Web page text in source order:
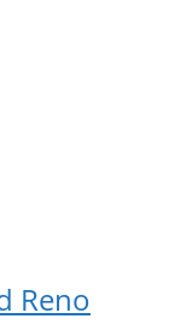
Reno